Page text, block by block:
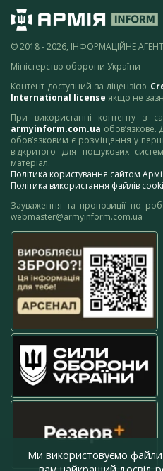
© 2018 - 2026, ІНФОРМАЦІЙНЕ
Міністерство оборони України
Контент доступний за ліцензією
International license якщо не
При використанні контенту з
armyinform.com.ua обов’язкове.
обов’язковим є розміщення у
відкритого для пошукових
матеріал.
Політика користування сайтом
Політика використання файлів
Зауваження та пропозиції по
webmaster@armyinform.com.ua
Ми використовуємо